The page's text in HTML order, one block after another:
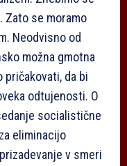
Zato se moramo
Neodvisno od
možna gmotna
pričakovati, da bi
odtujenosti. O
socialistične
eliminacijo
v smeri